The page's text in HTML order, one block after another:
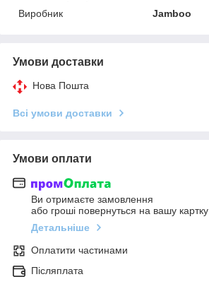
Виробник
Jamboo
Умови доставки
Нова Пошта
Всі умови доставки
Умови оплати
Ви отримаєте замовлення
або гроші повернуться на вашу картку
Детальніше
Оплатити частинами
Післяплата